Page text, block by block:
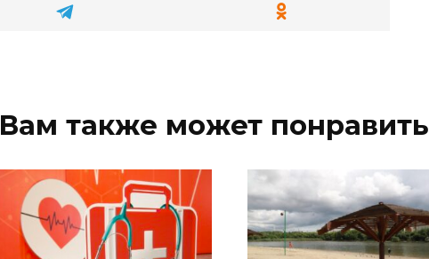
Вам также может